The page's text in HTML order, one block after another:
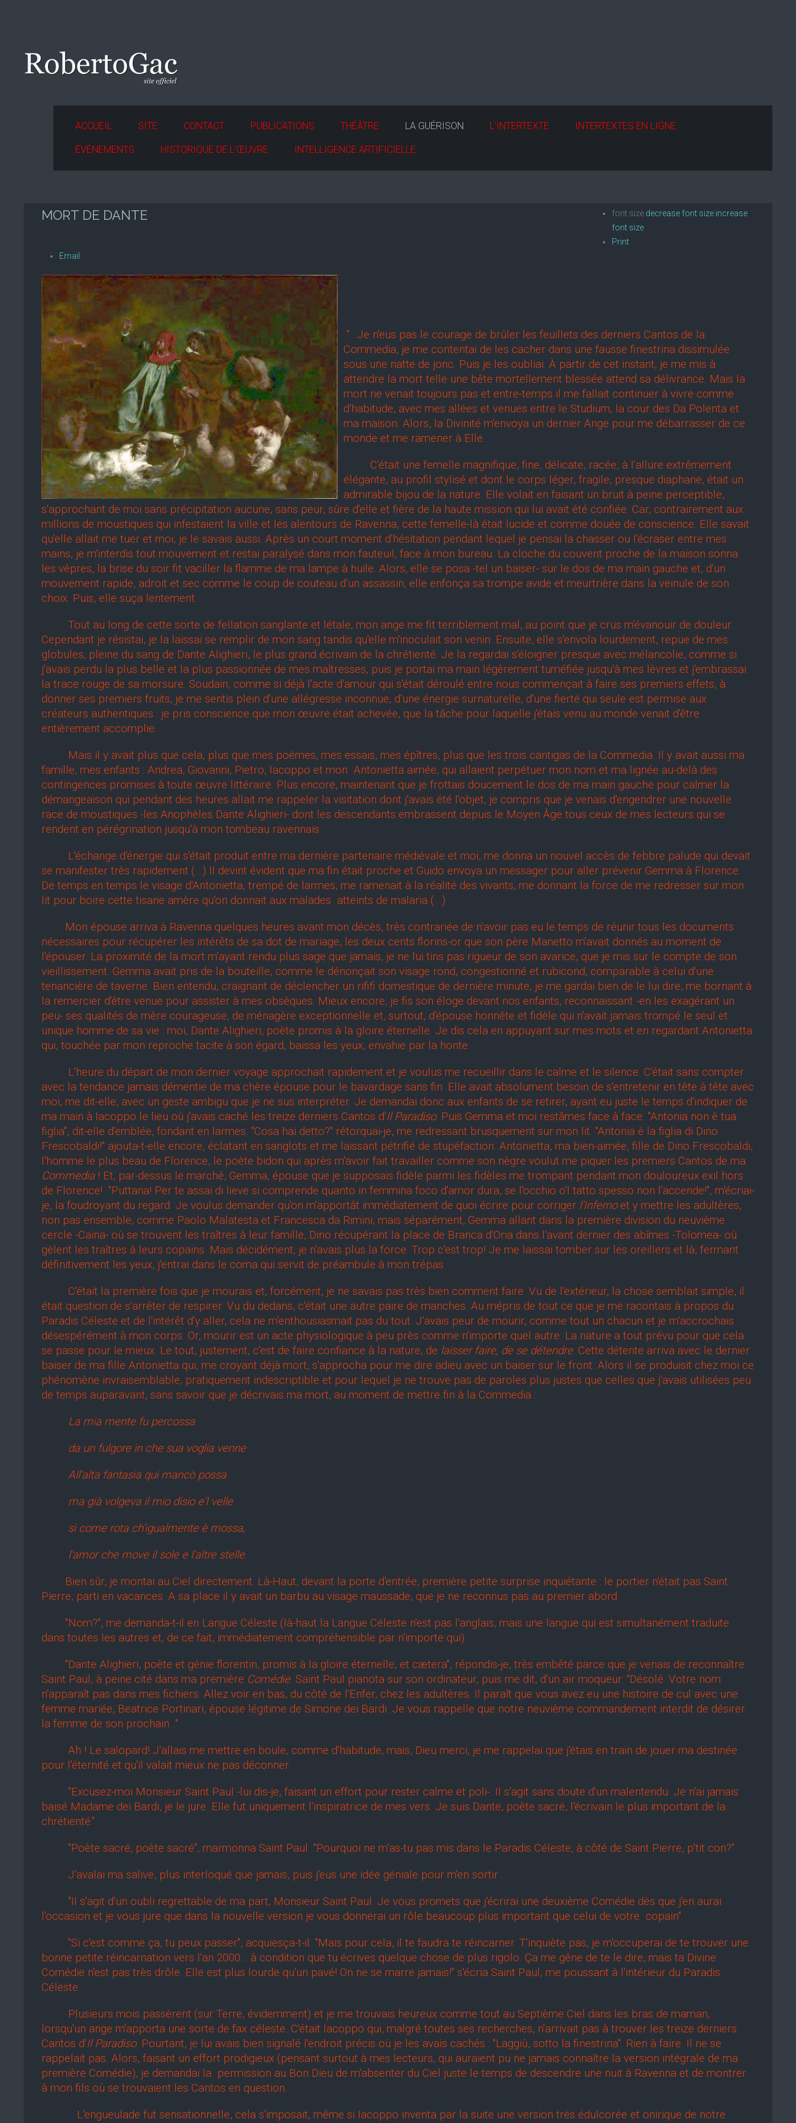
ACCUEIL SITE CONTACT PUBLICATIONS THÉÂTRE LA GUÉRISON L'INTERTEXTE INTERTEXTES EN LIGNE
ÉVÈNEMENTS HISTORIQUE DE L'ŒUVRE INTELLIGENCE ARTIFICIELLE
MORT DE DANTE font size decrease font size increase
font size
Print
Email
"…Je n'eus pas le courage de brûler les feuillets des derniers Cantos de la
Commedia, je me contentai de les cacher dans une fausse finestrina dissimulée
sous une natte de jonc. Puis je les oubliai. À partir de cet instant, je me mis à
attendre la mort telle une bête mortellement blessée attend sa délivrance. Mais la
mort ne venait toujours pas et entre-temps il me fallait continuer à vivre comme
d'habitude, avec mes allées et venues entre le Studium, la cour des Da Polenta et
ma maison. Alors, la Divinité m'envoya un dernier Ange pour me débarrasser de ce
monde et me ramener à Elle.
C'était une femelle magnifique, fine, délicate, racée, à l'allure extrêmement
élégante, au profil stylisé et dont le corps léger, fragile, presque diaphane, était un
admirable bijou de la nature. Elle volait en faisant un bruit à peine perceptible,
s'approchant de moi sans précipitation aucune, sans peur, sûre d'elle et fière de la haute mission qui lui avait été confiée. Car, contrairement aux
millions de moustiques qui infestaient la ville et les alentours de Ravenna, cette femelle-là était lucide et comme douée de conscience. Elle savait
qu'elle allait me tuer et moi, je le savais aussi. Après un court moment d'hésitation pendant lequel je pensai la chasser ou l'écraser entre mes
mains, je m'interdis tout mouvement et restai paralysé dans mon fauteuil, face à mon bureau. La cloche du couvent proche de la maison sonna
les vêpres, la brise du soir fit vaciller la flamme de ma lampe à huile. Alors, elle se posa -tel un baiser- sur le dos de ma main gauche et, d'un
mouvement rapide, adroit et sec comme le coup de couteau d'un assassin, elle enfonça sa trompe avide et meurtrière dans la veinule de son
choix. Puis, elle suça lentement.
Tout au long de cette sorte de fellation sanglante et létale, mon ange me fit terriblement mal, au point que je crus m'évanouir de douleur.
Cependant je résistai, je la laissai se remplir de mon sang tandis qu'elle m'inoculait son venin. Ensuite, elle s'envola lourdement, repue de mes
globules, pleine du sang de Dante Alighieri, le plus grand écrivain de la chrétienté. Je la regardai s'éloigner presque avec mélancolie, comme si
j'avais perdu la plus belle et la plus passionnée de mes maîtresses, puis je portai ma main légèrement tuméfiée jusqu'à mes lèvres et j'embrassai
la trace rouge de sa morsure. Soudain, comme si déjà l'acte d'amour qui s'était déroulé entre nous commençait à faire ses premiers effets, à
donner ses premiers fruits, je me sentis plein d'une allégresse inconnue, d'une énergie surnaturelle, d'une fierté qui seule est permise aux
créateurs authentiques : je pris conscience que mon œuvre était achevée, que la tâche pour laquelle j'étais venu au monde venait d'être
entièrement accomplie.
Mais il y avait plus que cela, plus que mes poèmes, mes essais, mes épîtres, plus que les trois cantigas de la Commedia. Il y avait aussi ma
famille, mes enfants : Andrea, Giovanni, Pietro, Iacoppo et mon Antonietta aimée, qui allaient perpétuer mon nom et ma lignée au-delà des
contingences promises à toute œuvre littéraire. Plus encore, maintenant que je frottais doucement le dos de ma main gauche pour calmer la
démangeaison qui pendant des heures allait me rappeler la visitation dont j'avais été l'objet, je compris que je venais d'engendrer une nouvelle
race de moustiques -les Anophèles Dante Alighieri- dont les descendants embrassent depuis le Moyen Âge tous ceux de mes lecteurs qui se
rendent en pérégrination jusqu'à mon tombeau ravennais.
L'échange d'énergie qui s'était produit entre ma dernière partenaire médiévale et moi, me donna un nouvel accès de febbre palude qui devait
se manifester très rapidement (…) Il devint évident que ma fin était proche et Guido envoya un messager pour aller prévenir Gemma à Florence.
De temps en temps le visage d'Antonietta, trempé de larmes, me ramenait à la réalité des vivants, me donnant la force de me redresser sur mon
lit pour boire cette tisane amère qu'on donnait aux malades atteints de malaria (…)
Mon épouse arriva à Ravenna quelques heures avant mon décès, très contrariée de n'avoir pas eu le temps de réunir tous les documents
nécessaires pour récupérer les intérêts de sa dot de mariage, les deux cents florins-or que son père Manetto m'avait donnés au moment de
l'épouser. La proximité de la mort m'ayant rendu plus sage que jamais, je ne lui tins pas rigueur de son avarice, que je mis sur le compte de son
vieillissement. Gemma avait pris de la bouteille, comme le dénonçait son visage rond, congestionné et rubicond, comparable à celui d'une
tenancière de taverne. Bien entendu, craignant de déclencher un rififi domestique de dernière minute, je me gardai bien de le lui dire, me bornant à
la remercier d'être venue pour assister à mes obsèques. Mieux encore, je fis son éloge devant nos enfants, reconnaissant -en les exagérant un
peu- ses qualités de mère courageuse, de ménagère exceptionnelle et, surtout, d'épouse honnête et fidèle qui n'avait jamais trompé le seul et
unique homme de sa vie : moi, Dante Alighieri, poète promis à la gloire éternelle. Je dis cela en appuyant sur mes mots et en regardant Antonietta
qui, touchée par mon reproche tacite à son égard, baissa les yeux, envahie par la honte.
L'heure du départ de mon dernier voyage approchait rapidement et je voulus me recueillir dans le calme et le silence. C'était sans compter
avec la tendance jamais démentie de ma chère épouse pour le bavardage sans fin. Elle avait absolument besoin de s'entretenir en tête à tête avec
moi, me dit-elle, avec un geste ambigu que je ne sus interpréter. Je demandai donc aux enfants de se retirer, ayant eu juste le temps d'indiquer de
ma main à Iacoppo le lieu où j'avais caché les treize derniers Cantos d'Il Paradiso. Puis Gemma et moi restâmes face à face. "Antonia non è tua
figlia", dit-elle d'emblée, fondant en larmes. "Cosa hai detto?" rétorquai-je, me redressant brusquement sur mon lit. "Antonia è la figlia di Dino
Frescobaldi!" ajouta-t-elle encore, éclatant en sanglots et me laissant pétrifié de stupéfaction. Antonietta, ma bien-aimée, fille de Dino Frescobaldi,
l'homme le plus beau de Florence, le poète bidon qui après m'avoir fait travailler comme son nègre voulut me piquer les premiers Cantos de ma
Commedia ! Et, par-dessus le marché, Gemma, épouse que je supposais fidèle parmi les fidèles me trompant pendant mon douloureux exil hors
de Florence! "Puttana! Per te assai di lieve si comprende quanto in femmina foco d'amor dura, se l'occhio o'l tatto spesso non l'accende!", m'écriai-
je, la foudroyant du regard. Je voulus demander qu'on m'apportât immédiatement de quoi écrire pour corriger l'Infernoet y mettre les adultères,
non pas ensemble, comme Paolo Malatesta et Francesca da Rimini, mais séparément, Gemma allant dans la première division du neuvième
cercle -Caïna- où se trouvent les traîtres à leur famille, Dino récupérant la place de Branca d'Oria dans l'avant dernier des abîmes -Tolomea- où
gèlent les traîtres à leurs copains. Mais décidément, je n'avais plus la force. Trop c'est trop! Je me laissai tomber sur les oreillers et là, fermant
définitivement les yeux, j'entrai dans le coma qui servit de préambule à mon trépas.
C'était la première fois que je mourais et, forcément, je ne savais pas très bien comment faire. Vu de l'extérieur, la chose semblait simple, il
était question de s'arrêter de respirer. Vu du dedans, c'était une autre paire de manches. Au mépris de tout ce que je me racontais à propos du
Paradis Céleste et de l'intérêt d'y aller, cela ne m'enthousiasmait pas du tout. J'avais peur de mourir, comme tout un chacun et je m'accrochais
désespérément à mon corps. Or, mourir est un acte physiologique à peu près comme n'importe quel autre. La nature a tout prévu pour que cela
se passe pour le mieux. Le tout, justement, c'est de faire confiance à la nature, de laisser faire, de se détendre. Cette détente arriva avec le dernier
baiser de ma fille Antonietta qui, me croyant déjà mort, s'approcha pour me dire adieu avec un baiser sur le front. Alors il se produisit chez moi ce
phénomène invraisemblable, pratiquement indescriptible et pour lequel je ne trouve pas de paroles plus justes que celles que j'avais utilisées peu
de temps auparavant, sans savoir que je décrivais ma mort, au moment de mettre fin à la Commedia :
La mia mente fu percossa
da un fulgore in che sua voglia venne
All'alta fantasia qui mancò possa
ma già volgeva il mio disio e'l velle
sì come rota ch'igualmente è mossa,
l'amor che move il sole e l'altre stelle.
Bien sûr, je montai au Ciel directement. Là-Haut, devant la porte d'entrée, première petite surprise inquiétante : le portier n'était pas Saint
Pierre, parti en vacances. A sa place il y avait un barbu au visage maussade, que je ne reconnus pas au premier abord.
"Nom?", me demanda-t-il en Langue Céleste (là-haut la Langue Céleste n'est pas l'anglais, mais une langue qui est simultanément traduite
dans toutes les autres et, de ce fait, immédiatement compréhensible par n'importe qui).
"Dante Alighieri, poète et génie florentin, promis à la gloire éternelle, et cætera", répondis-je, très embêté parce que je venais de reconnaître
Saint Paul, à peine cité dans ma première Comédie. Saint Paul pianota sur son ordinateur, puis me dit, d'un air moqueur: "Désolé. Votre nom
n'apparaît pas dans mes fichiers. Allez voir en bas, du côté de l'Enfer, chez les adultères. Il paraît que vous avez eu une histoire de cul avec une
femme mariée, Beatrice Portinari, épouse légitime de Simone dei Bardi. Je vous rappelle que notre neuvième commandement interdit de désirer
la femme de son prochain..."
Ah ! Le salopard! J'allais me mettre en boule, comme d'habitude, mais, Dieu merci, je me rappelai que j'étais en train de jouer ma destinée
pour l'éternité et qu'il valait mieux ne pas déconner.
"Excusez-moi Monsieur Saint Paul -lui dis-je, faisant un effort pour rester calme et poli-. Il s'agit sans doute d'un malentendu. Je n'ai jamais
baisé Madame dei Bardi, je le jure. Elle fut uniquement l'inspiratrice de mes vers. Je suis Dante, poète sacré, l'écrivain le plus important de la
chrétienté."
"Poète sacré, poète sacré", marmonna Saint Paul. "Pourquoi ne m'as-tu pas mis dans le Paradis Céleste, à côté de Saint Pierre, p'tit con?"
J'avalai ma salive, plus interloqué que jamais, puis j'eus une idée géniale pour m'en sortir :
"Il s'agit d'un oubli regrettable de ma part, Monsieur Saint Paul. Je vous promets que j'écrirai une deuxième Comédie dès que j'en aurai
l'occasion et je vous jure que dans la nouvelle version je vous donnerai un rôle beaucoup plus important que celui de votre copain".
"Si c'est comme ça, tu peux passer", acquiesça-t-il. "Mais pour cela, il te faudra te réincarner. T'inquiète pas, je m'occuperai de te trouver une
bonne petite réincarnation vers l'an 2000... à condition que tu écrives quelque chose de plus rigolo. Ça me gêne de te le dire, mais ta Divine
Comédie n'est pas très drôle. Elle est plus lourde qu'un pavé! On ne se marre jamais!" s'écria Saint Paul, me poussant à l'intérieur du Paradis
Céleste.
Plusieurs mois passèrent (sur Terre, évidemment) et je me trouvais heureux comme tout au Septième Ciel dans les bras de maman,
lorsqu'un ange m'apporta une sorte de fax céleste. C'était Iacoppo qui, malgré toutes ses recherches, n'arrivait pas à trouver les treize derniers
Cantos d'Il Paradiso. Pourtant, je lui avais bien signalé l'endroit précis où je les avais cachés : "Laggiù, sotto la finestrina". Rien à faire. Il ne se
rappelait pas. Alors, faisant un effort prodigieux (pensant surtout à mes lecteurs, qui auraient pu ne jamais connaître la version intégrale de ma
première Comédie), je demandai la permission au Bon Dieu de m'absenter du Ciel juste le temps de descendre une nuit à Ravenna et de montrer
à mon fils où se trouvaient les Cantos en question.
L'engueulade fut sensationnelle, cela s'imposait, même si Iacoppo inventa par la suite une version très édulcorée et onirique de notre